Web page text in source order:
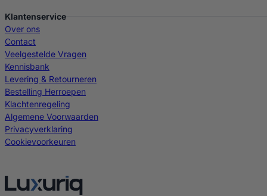
Klantenservice
Over ons
Contact
Veelgestelde Vragen
Kennisbank
Levering & Retourneren
Bestelling Herroepen
Klachtenregeling
Algemene Voorwaarden
Privacyverklaring
Cookievoorkeuren